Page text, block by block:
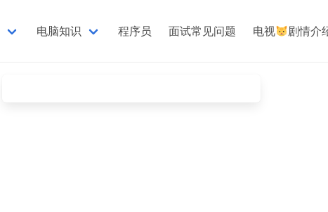
电脑知识 程序员 面试常见问题 电视 剧情介